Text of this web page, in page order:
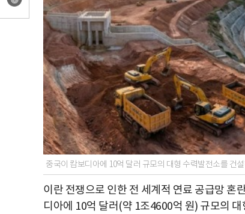
중국이 캄보디아에 10억 달러 규모의 대형 수력발전소를 건
이란 전쟁으로 인한 전 세계적 연료 공급망 혼
디아에 10억 달러(약 1조4600억 원) 규모의